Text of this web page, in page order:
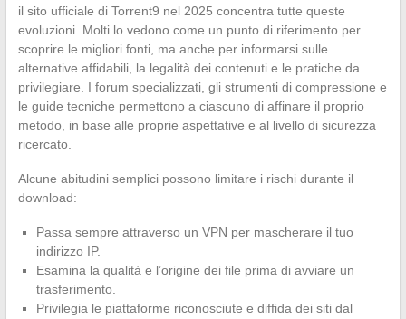
il sito ufficiale di Torrent9 nel 2025 concentra tutte queste
evoluzioni. Molti lo vedono come un punto di riferimento per
scoprire le migliori fonti, ma anche per informarsi sulle
alternative affidabili, la legalità dei contenuti e le pratiche da
privilegiare. I forum specializzati, gli strumenti di compressione e
le guide tecniche permettono a ciascuno di affinare il proprio
metodo, in base alle proprie aspettative e al livello di sicurezza
ricercato.
Alcune abitudini semplici possono limitare i rischi durante il
download:
Passa sempre attraverso un VPN per mascherare il tuo
indirizzo IP.
Esamina la qualità e l’origine dei file prima di avviare un
trasferimento.
Privilegia le piattaforme riconosciute e diffida dei siti dal